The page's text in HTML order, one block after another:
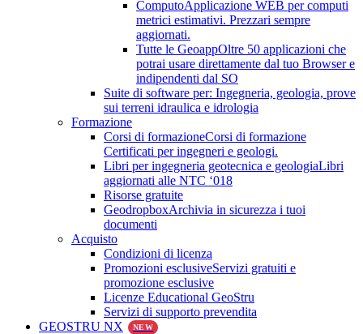
ComputoApplicazione WEB per computi
metrici estimativi. Prezzari sempre
aggiornati.
Tutte le GeoappOltre 50 applicazioni che
potrai usare direttamente dal tuo Browser e
indipendenti dal SO
Suite di software per: Ingegneria, geologia, prove
sui terreni idraulica e idrologia
Formazione
Corsi di formazioneCorsi di formazione
Certificati per ingegneri e geologi.
Libri per ingegneria geotecnica e geologiaLibri
aggiornati alle NTC ‘018
Risorse gratuite
GeodropboxArchivia in sicurezza i tuoi
documenti
Acquisto
Condizioni di licenza
Promozioni esclusiveServizi gratuiti e
promozione esclusive
Licenze Educational GeoStru
Servizi di supporto prevendita
GEOSTRU NX
NEW